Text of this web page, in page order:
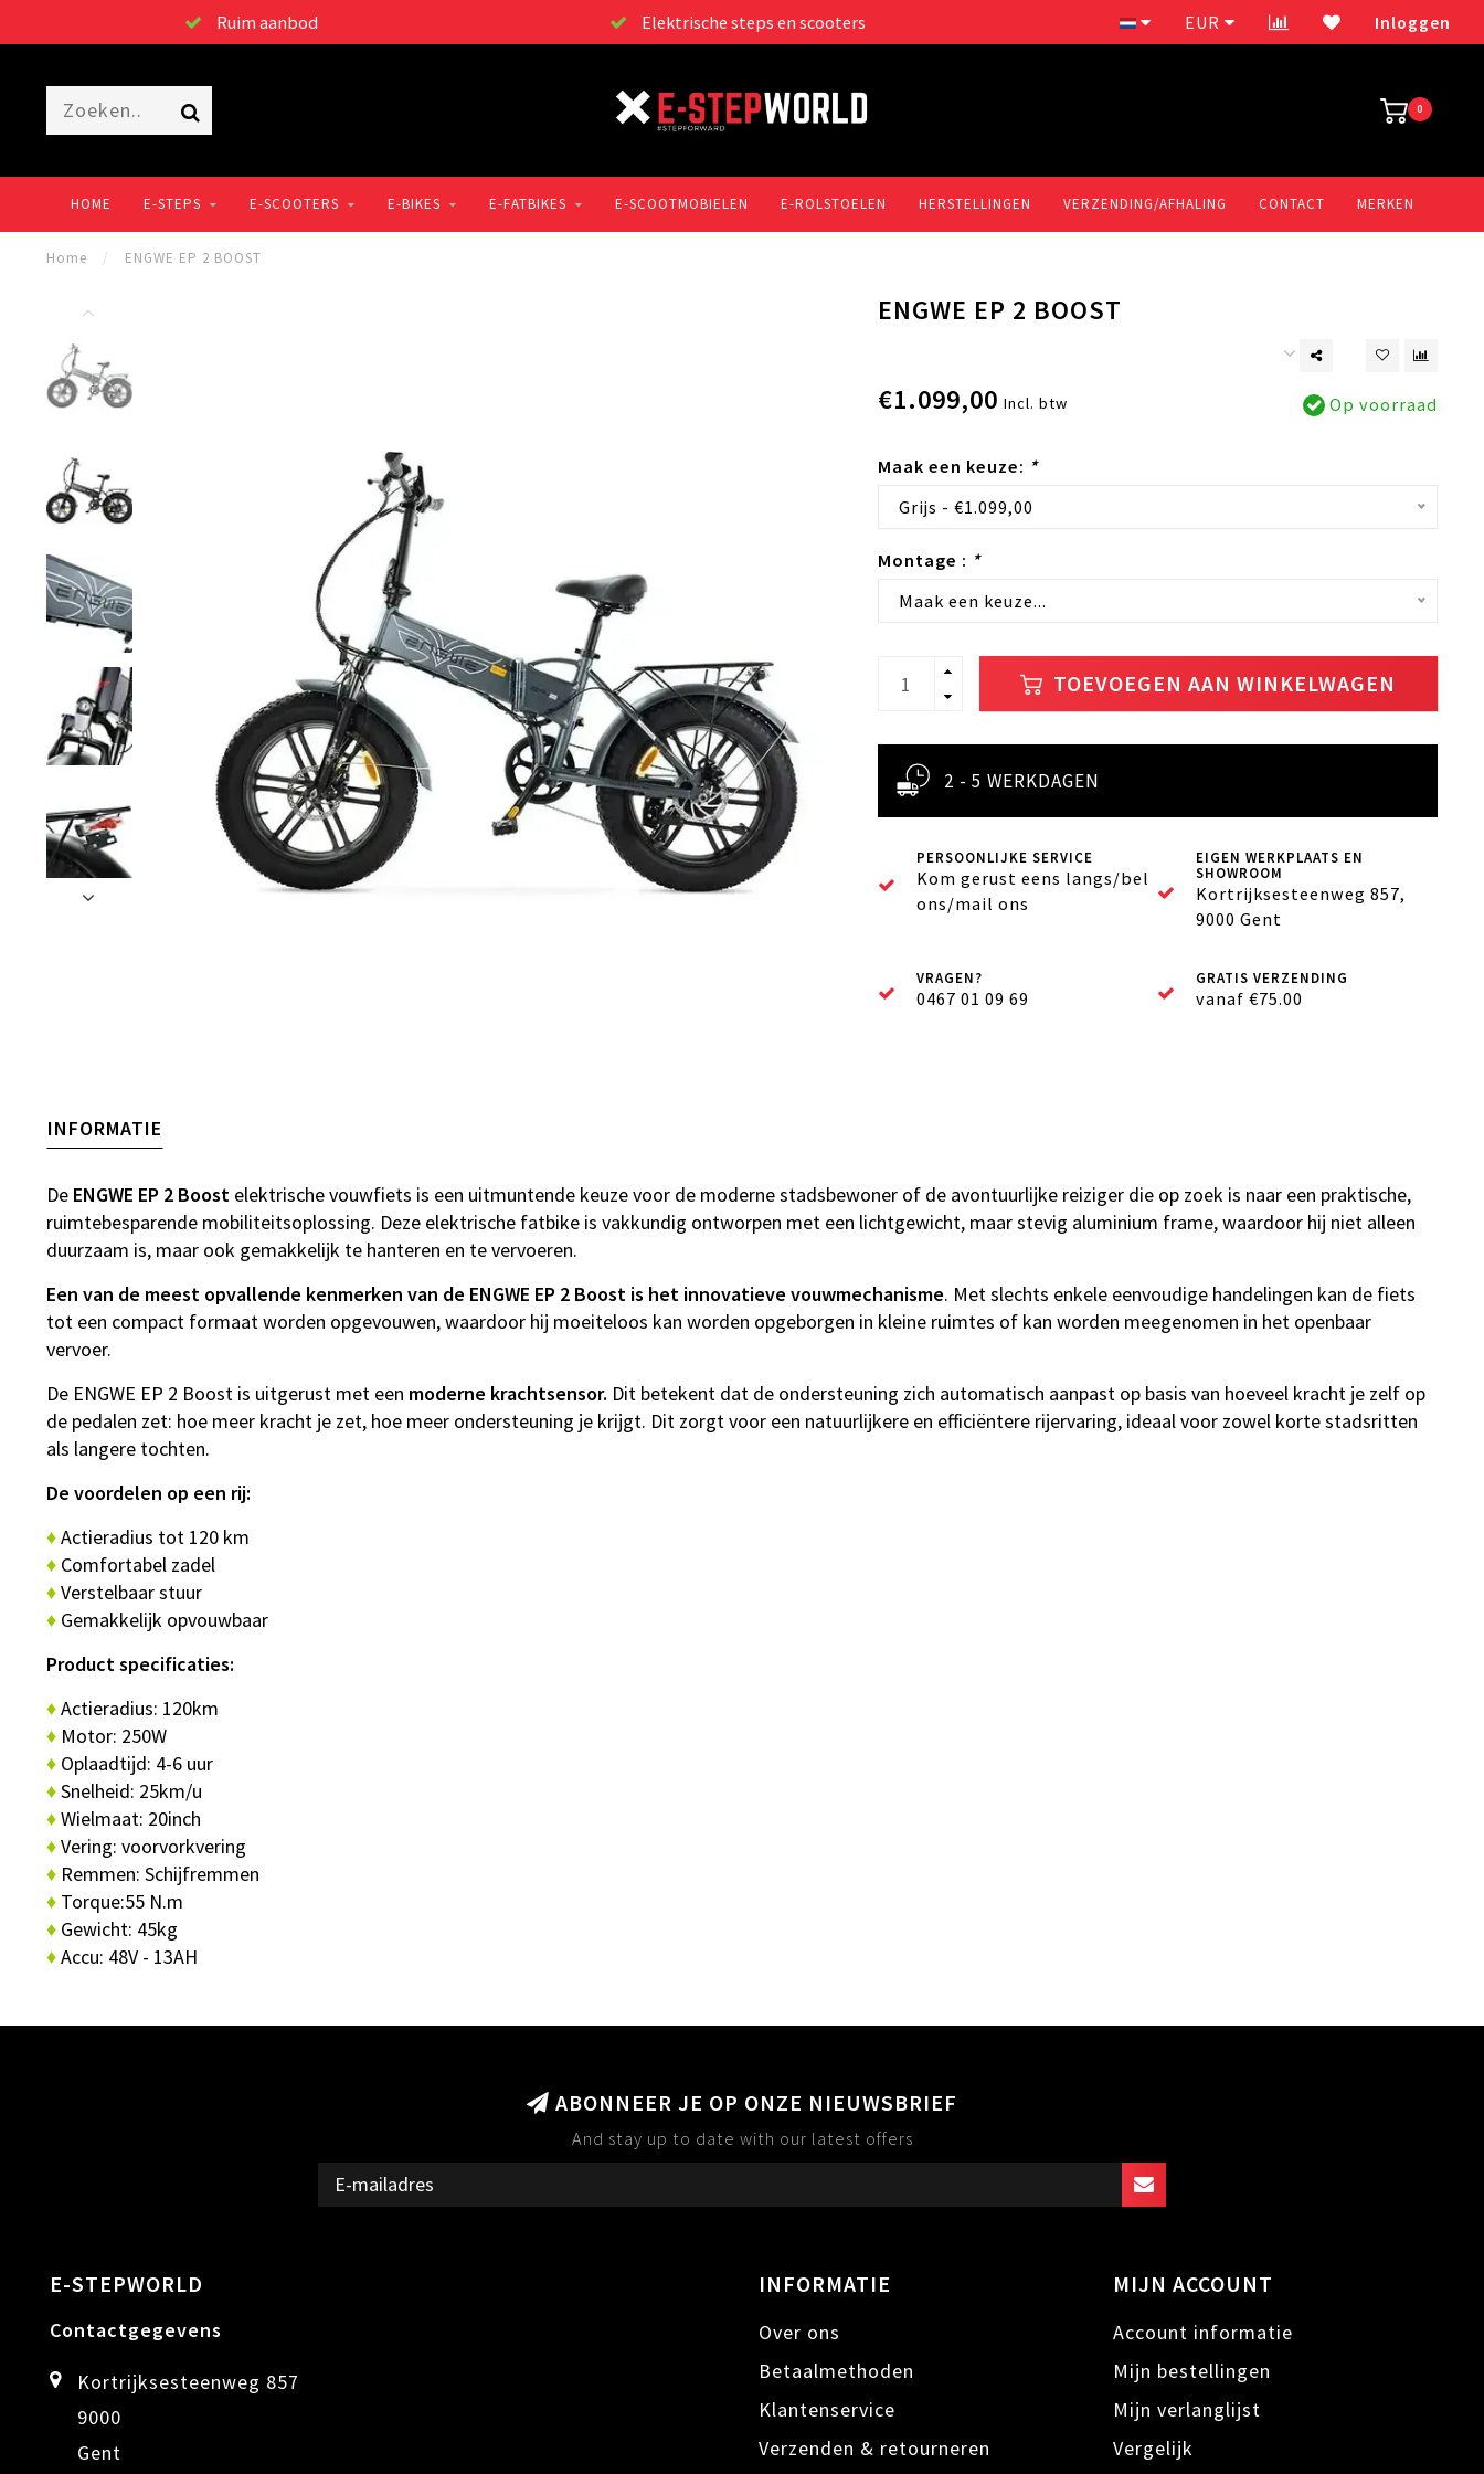
Ruim aanbod Elektrische steps en scooters Elektrische fietsen
EUR Inloggen
0
HOME E-STEPS E-SCOOTERS E-BIKES E-FATBIKES E-SCOOTMOBIELEN E-ROLSTOELEN HERSTELLINGEN VERZENDING/AFHALING CONTACT MERKEN
Home / ENGWE EP 2 BOOST
ENGWE EP 2 BOOST
€1.099,00 Incl. btw Op voorraad
Maak een keuze: *
Grijs - €1.099,00
Montage : *
Maak een keuze...
TOEVOEGEN AAN WINKELWAGEN
2 - 5 WERKDAGEN
PERSOONLIJKE SERVICE
Kom gerust eens langs/bel
ons/mail ons
EIGEN WERKPLAATS EN
SHOWROOM
Kortrijksesteenweg 857,
9000 Gent
VRAGEN?
0467 01 09 69
GRATIS VERZENDING
vanaf €75.00
INFORMATIE
De ENGWE EP 2 Boost elektrische vouwfiets is een uitmuntende keuze voor de moderne stadsbewoner of de avontuurlijke reiziger die op zoek is naar een praktische,
ruimtebesparende mobiliteitsoplossing. Deze elektrische fatbike is vakkundig ontworpen met een lichtgewicht, maar stevig aluminium frame, waardoor hij niet alleen
duurzaam is, maar ook gemakkelijk te hanteren en te vervoeren.
Een van de meest opvallende kenmerken van de ENGWE EP 2 Boost is het innovatieve vouwmechanisme. Met slechts enkele eenvoudige handelingen kan de fiets
tot een compact formaat worden opgevouwen, waardoor hij moeiteloos kan worden opgeborgen in kleine ruimtes of kan worden meegenomen in het openbaar
vervoer.
De ENGWE EP 2 Boost is uitgerust met een moderne krachtsensor. Dit betekent dat de ondersteuning zich automatisch aanpast op basis van hoeveel kracht je zelf op
de pedalen zet: hoe meer kracht je zet, hoe meer ondersteuning je krijgt. Dit zorgt voor een natuurlijkere en efficiëntere rijervaring, ideaal voor zowel korte stadsritten
als langere tochten.
De voordelen op een rij:
♦Actieradius tot 120 km
♦ Comfortabel zadel
♦Verstelbaar stuur
♦ Gemakkelijk opvouwbaar
Product specificaties:
♦Actieradius: 120km
♦ Motor: 250W
♦ Oplaadtijd: 4-6 uur
♦Snelheid: 25km/u
♦Wielmaat: 20inch
♦Vering: voorvorkvering
♦ Remmen: Schijfremmen
♦ Torque:55 N.m
♦ Gewicht: 45kg
♦Accu: 48V - 13AH
ABONNEER JE OP ONZE NIEUWSBRIEF
And stay up to date with our latest offers
E-STEPWORLD
Contactgegevens
Kortrijksesteenweg 857
9000
Gent
INFORMATIE
Over ons
Betaalmethoden
Klantenservice
Verzenden & retourneren
MIJN ACCOUNT
Account informatie
Mijn bestellingen
Mijn verlanglijst
Vergelijk